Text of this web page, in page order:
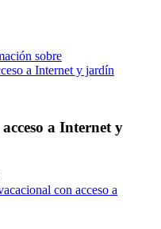
sobre
a Internet y jardín
a Internet y
con acceso a